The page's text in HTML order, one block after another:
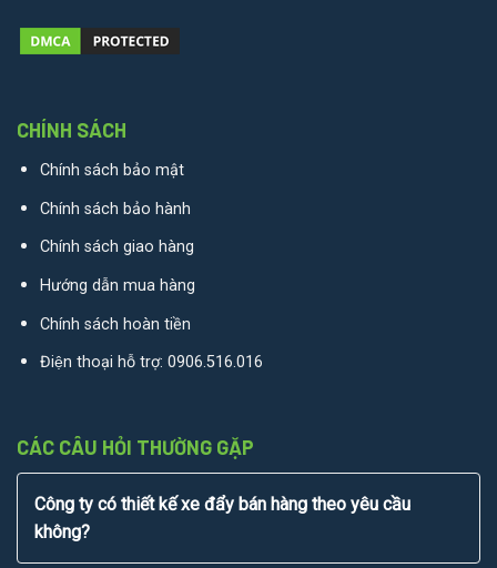
CHÍNH SÁCH
Chính sách bảo mật
Chính sách bảo hành
Chính sách giao hàng
Hướng dẫn mua hàng
Chính sách hoàn tiền
Điện thoại hỗ trợ: 0906.516.016
CÁC CÂU HỎI THƯỜNG GẶP
Công ty có thiết kế xe đẩy bán hàng theo yêu cầu
không?